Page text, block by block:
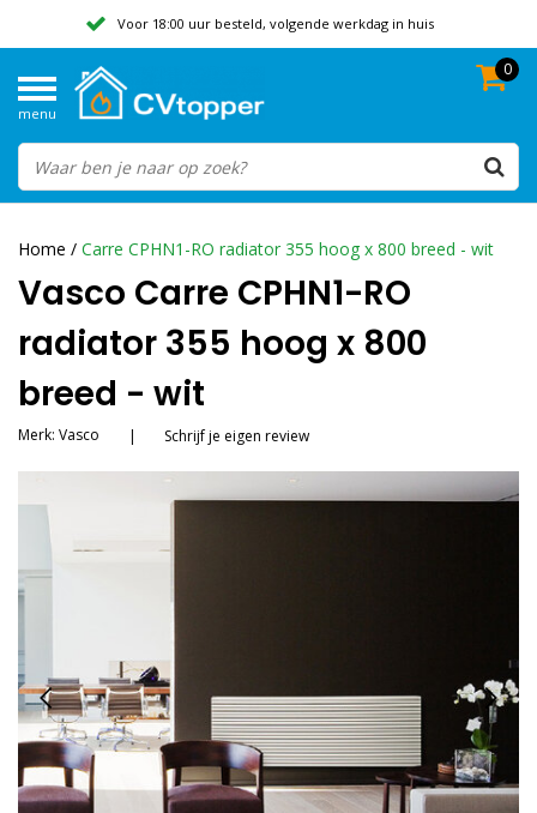
Voor 18:00 uur besteld, volgende werkdag in huis
Beoordeeld met een 9,8
menu
0
Home / Carre CPHN1-RO radiator 355 hoog x 800 breed - wit
Vasco Carre CPHN1-RO
radiator 355 hoog x 800
breed - wit
Merk: Vasco | Schrijf je eigen review